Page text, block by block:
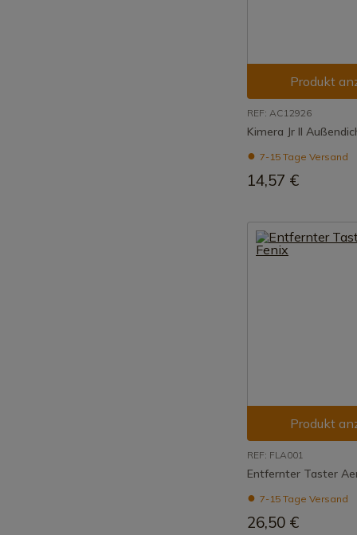
Produkt
REF: AC12926
Kimera Jr II
7-15 Tage Versand
14,57 €
Produkt
REF: FLA001
Entfernter Taster
7-15 Tage Versand
26,50 €